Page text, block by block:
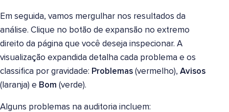
Em seguida, vamos mergulhar nos resultados da
análise. Clique no botão de expansão no extremo
direito da página que você deseja inspecionar. A
visualização expandida detalha cada problema e os
classifica por gravidade: Problemas (vermelho), Avisos
(laranja) e Bom (verde).
Alguns problemas na auditoria incluem: